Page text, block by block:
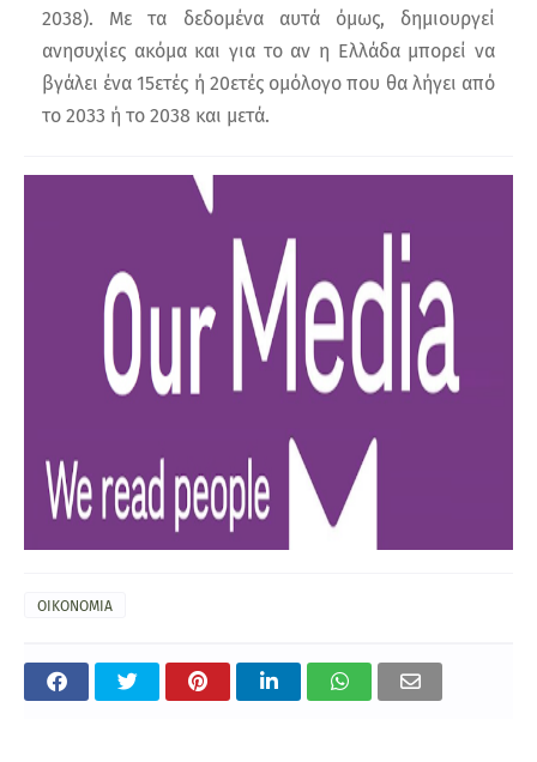
2038). Με τα δεδομένα αυτά όμως, δημιουργεί
ανησυχίες ακόμα και για το αν η Ελλάδα μπορεί να
βγάλει ένα 15ετές ή 20ετές ομόλογο που θα λήγει από
το 2033 ή το 2038 και μετά.
ΟΙΚΟΝΟΜΙΑ